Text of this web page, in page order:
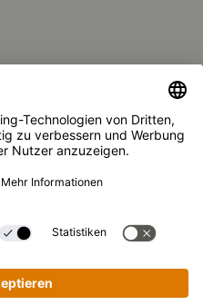
der Kikkoman
GmbH 2023 – 2026
Düsseldorf, Germany